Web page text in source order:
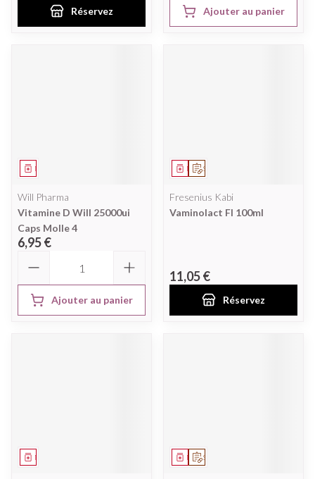
Réservez Ajouter au panier
Médicament
Will Pharma
Vitamine D Will 25000ui
Caps Molle 4
6,95 €
Ajouter au panier
Sur prescription
Médicament
Fresenius Kabi
Vaminolact Fl 100ml
11,05 €
Réservez
Médicament Sur prescription
Médicament